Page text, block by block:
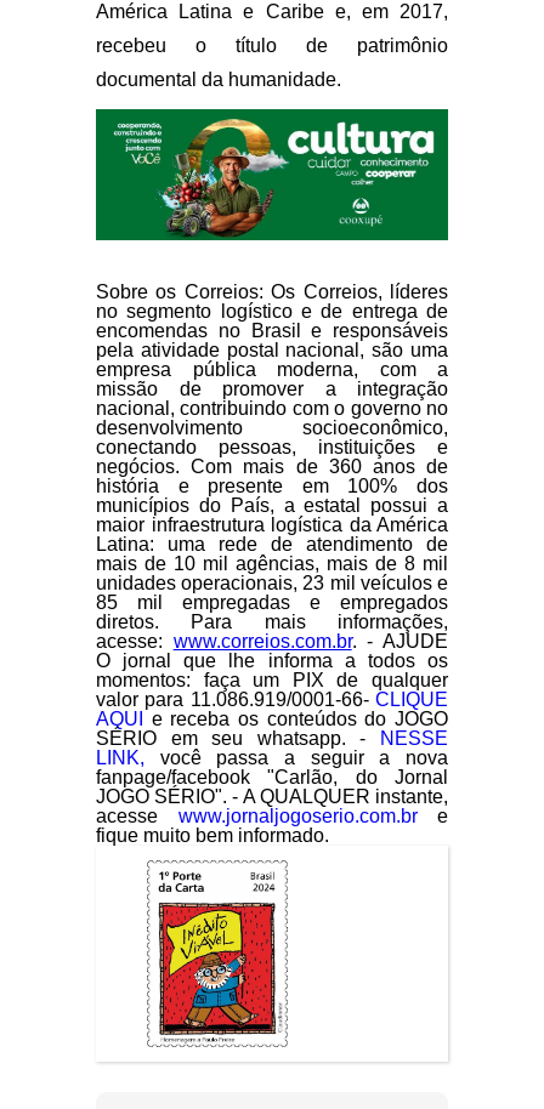
América Latina e Caribe e, em 2017,
recebeu o título de patrimônio
documental da humanidade.
Sobre os Correios:Os Correios, líderes
no segmento logístico e de entrega de
encomendas no Brasil e responsáveis
pela atividade postal nacional, são uma
empresa pública moderna, com a
missão de promover a integração
nacional, contribuindo com o governo no
desenvolvimento socioeconômico,
conectando pessoas, instituições e
negócios. Com mais de 360 anos de
história e presente em 100% dos
municípios do País, a estatal possui a
maior infraestrutura logística da América
Latina: uma rede de atendimento de
mais de 10 mil agências, mais de 8 mil
unidades operacionais, 23 mil veículos e
85 mil empregadas e empregados
diretos. Para mais informações,
acesse: www.correios.com.br. - AJUDE
O jornal que lhe informa a todos os
momentos: faça um PIX de qualquer
valor para 11.086.919/0001-66- CLIQUE
AQUI
e receba os conteúdos do JOGO
SÉRIO em seu whatsapp. -
NESSE
LINK, você passa a seguir a nova
fanpage/facebook "Carlão, do Jornal
JOGO SÉRIO". - A QUALQUER instante,
acesse www.jornaljogoserio.com.bre
fique muito bem informado.